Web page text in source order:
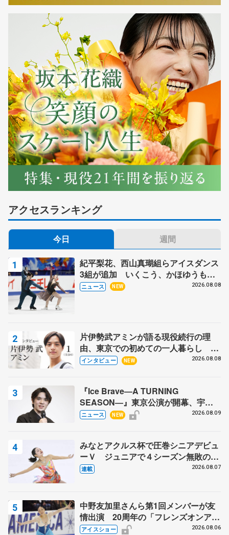
アクセスランキング
今日 週間
紀平梨花、西山真瑚組らアイスダンス
3組が追加 いくこう、かほゆうも、
木下グループ杯
ニュース NEW 2026.08.08
片伊勢武アミンが語る現役続行の理
由、東京での初めての一人暮らし 注
目スケーターの「今」に迫る
インタビュー NEW 2026.08.08
『Ice Brave―A TURNING
SEASON―』東京公演が開幕、宇野
昌磨の『Ice Brave』にかける思いを
ニュース NEW 2026.08.09
みなとアクルス杯で圧巻シニアデビュ
ーＶ ジュニアで４シーズン無敗の島
田麻央
連載 2026.08.07
中野友加里さんら第1回メンバーが友
情出演 20周年の「フレンズオンアイ
ス」 宮本賢二さん、有川梨絵さん、
アイスショー 2026.08.06